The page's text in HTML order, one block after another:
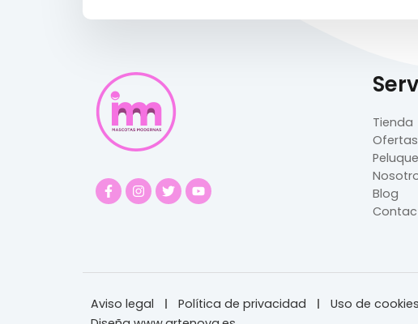
Tienda
Ofertas
Blog
Aviso legal Política de privacidad
Uso de cookies